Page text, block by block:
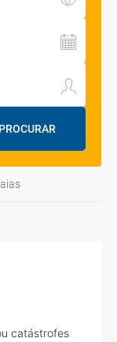
PROCURAR
catástrofes